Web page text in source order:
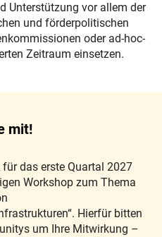
Unterstützung vor allem der
und förderpolitischen
oder ad-hoc-
Zeitraum einsetzen.
mit!
für das erste Quartal 2027
Workshop zum Thema
Hierfür bitten
um Ihre Mitwirkung –